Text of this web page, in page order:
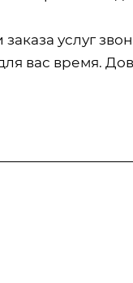
услуг
вас время.